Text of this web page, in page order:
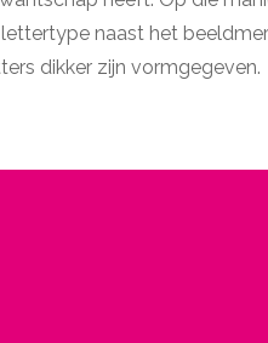
naast het
dikker zijn vormgegeven.